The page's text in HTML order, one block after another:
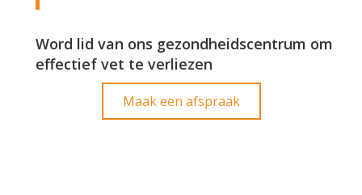
Word lid van ons gezondheidscentrum om
effectief vet te verliezen
Maak een afspraak